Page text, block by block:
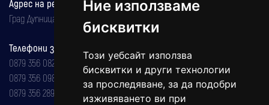
Ние използваме
бисквитки
Този уебсайт използва
бисквитки и други технологии
за проследяване, за да подобри
изживяването ви при
Адрес на редакцията
Град Дупница, ул.''Христо Ботев" 43
Телефони за реклама и абонаменти
0879 356 082
0879 356 098
0879 356 289